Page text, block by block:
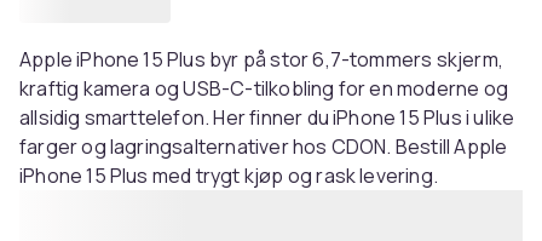
Apple iPhone 15 Plus byr på stor 6,7-tommers skjerm,
kraftig kamera og USB-C-tilkobling for en moderne og
allsidig smarttelefon. Her finner du iPhone 15 Plus i ulike
farger og lagringsalternativer hos CDON. Bestill Apple
iPhone 15 Plus med trygt kjøp og rask levering.